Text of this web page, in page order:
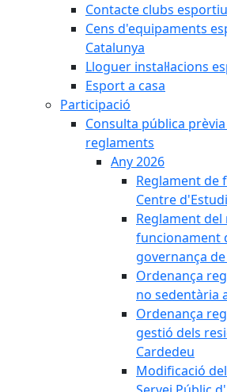
Contacte clubs
Cens d'equipaments
Catalunya
Lloguer instal·lacions
Esport a casa
Participació
Consulta pública
reglaments
Any 2026
Reglament de
Centre
Reglament
funcionament
governança de
Ordenança
no sedentària
Ordenança
gestió dels
Cardedeu
Modificació